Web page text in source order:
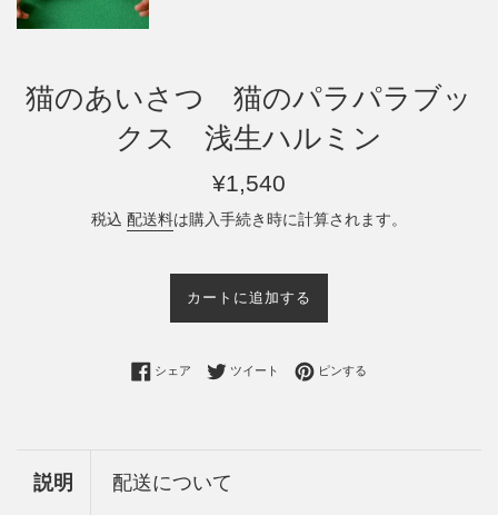
猫のあいさつ 猫のパラパラブッ
クス 浅生ハルミン
通
価
¥1,540
税込 配送料は購入手続き時に計算されます。
カートに追加する
シェア Facebookでシェアする
ツイート Twitterに投稿する
ピンする
説明 配送について